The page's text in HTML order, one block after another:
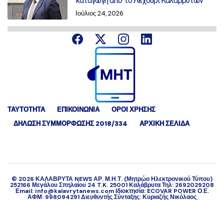
Ιούλιος 24, 2026
ΤΑΥΤΟΤΗΤΑ ΕΠΙΚΟΙΝΩΝΙΑ
ΟΡΟΙ ΧΡΗΣΗΣ
ΔΉΛΩΣΗ ΣΥΜΜΌΡΦΩΣΗΣ 2018/334
ΑΡΧΙΚΗ ΣΕΛΙΔΑ
© 2026 ΚΑΛΑΒΡΥΤΑ NEWS ΑΡ. Μ.Η.Τ. (Μητρώο Ηλεκτρονικού Τύπου)
252166 Μεγάλου Σπηλαίου 24 T.K. 25001 Καλάβρυτα Τηλ: 2692029208
Εmail: info@kalavrytanews.com Ιδιοκτησία: ECOVAR POWER Ο.Ε.
ΑΦΜ: 998094291 Διευθυντής Σύνταξης: Κυριαζής Νικόλαος